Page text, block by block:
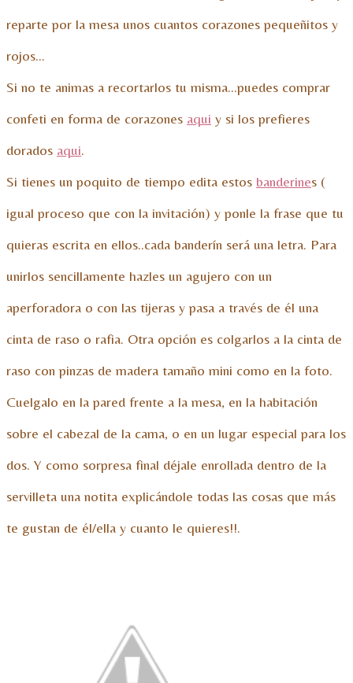
reparte por la mesa unos cuantos corazones pequeñitos y
rojos…
Si no te animas a recortarlos tu misma…puedes comprar
confeti en forma de corazones aqui y si los prefieres
dorados aqui.
Si tienes un poquito de tiempo edita estos banderines (
igual proceso que con la invitación) y ponle la frase que tu
quieras escrita en ellos..cada banderín será una letra. Para
unirlos sencillamente hazles un agujero con un
aperforadora o con las tijeras y pasa a través de él una
cinta de raso o rafia. Otra opción es colgarlos a la cinta de
raso con pinzas de madera tamaño mini como en la foto.
Cuelgalo en la pared frente a la mesa, en la habitación
sobre el cabezal de la cama, o en un lugar especial para los
dos. Y como sorpresa final déjale enrollada dentro de la
servilleta una notita explicándole todas las cosas que más
te gustan de él/ella y cuanto le quieres!!.